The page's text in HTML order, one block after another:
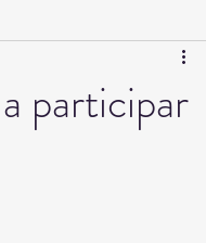
Torreón
participar